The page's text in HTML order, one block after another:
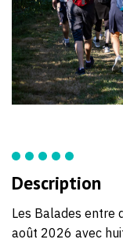
Description
Les Balades entre
août 2026 avec